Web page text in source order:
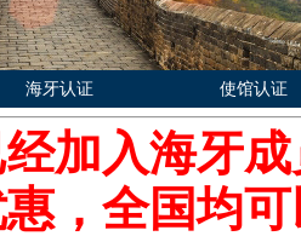
海牙认证 使馆认证
加入海牙
，全国均